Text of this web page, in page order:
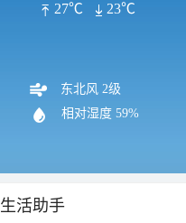
27℃ 23℃
东北风 2级
相对湿度 59%
生活助手